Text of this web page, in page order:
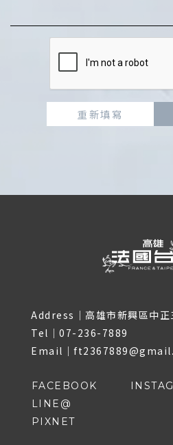
重新填寫
Address｜ 高雄市新興區中
Tel｜07-236-7889
Email｜
FACEBOOK
LINE@
PIXNET